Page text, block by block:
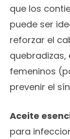
que los
puede ser
reforzar el
femeninos
prevenir el
Aceite
para